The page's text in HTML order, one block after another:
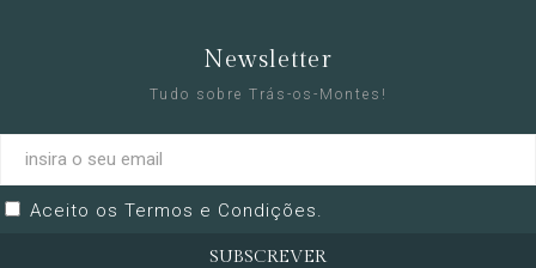
Newsletter
Tudo sobre Trás-os-Montes!
Aceito os Termos e Condições.
SUBSCREVER